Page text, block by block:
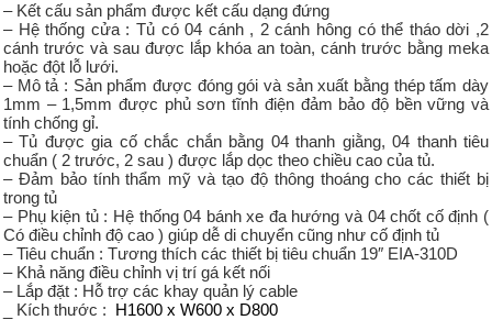
– Kết cấu sản phẩm được kết cấu dạng đứng
– Hệ thống cửa : Tủ có 04 cánh , 2 cánh hông có thể tháo dời ,2
cánh trước và sau được lắp khóa an toàn, cánh trước bằng meka
hoặc đột lỗ lưới.
– Mô tả : Sản phẩm được đóng gói và sản xuất bằng thép tấm dày
1mm – 1,5mm được phủ sơn tĩnh điện đảm bảo độ bền vững và
tính chống gỉ.
– Tủ được gia cố chắc chắn bằng 04 thanh giằng, 04 thanh tiêu
chuẩn ( 2 trước, 2 sau ) được lắp dọc theo chiều cao của tủ.
– Đảm bảo tính thẩm mỹ và tạo độ thông thoáng cho các thiết bị
trong tủ
– Phụ kiện tủ : Hệ thống 04 bánh xe đa hướng và 04 chốt cố định (
Có điều chỉnh độ cao ) giúp dễ di chuyển cũng như cố định tủ
– Tiêu chuẩn : Tương thích các thiết bị tiêu chuẩn 19″ EIA-310D
– Khả năng điều chỉnh vị trí gá kết nối
– Lắp đặt : Hỗ trợ các khay quản lý cable
_ Kích thước : H1600 x W600 x D800